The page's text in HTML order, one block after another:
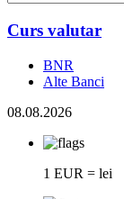
Curs valutar
BNR
Alte Banci
08.08.2026
1 EUR = lei